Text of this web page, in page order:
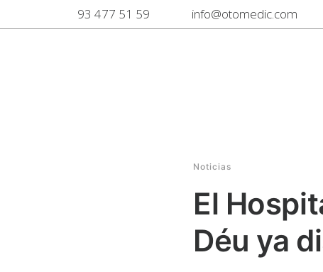
93 477 51 59 info@otomedic.com
Noticias
El
Déu ya